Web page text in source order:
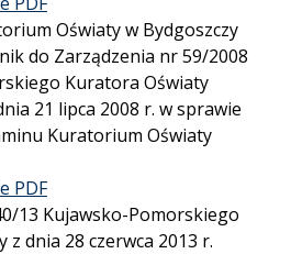
Oświaty w Bydgoszczy
do Zarządzenia nr 59/2008
Kuratora Oświaty
21 lipca 2008 r. w sprawie
Kuratorium Oświaty
PDF
13 Kujawsko-Pomorskiego
z dnia 28 czerwca 2013 r.